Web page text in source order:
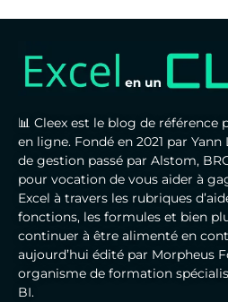
📊 Cleex est le blog de référence
en ligne. Fondé en 2021 par
de gestion passé par Alstom,
pour vocation de vous aider à
Excel à travers les rubriques
fonctions, les formules et bien
continuer à être alimenté en
aujourd’hui édité par Morpheus
organisme de formation
BI.